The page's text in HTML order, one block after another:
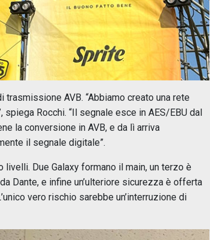
AVB. “Abbiamo creato una rete
Rocchi. “Il segnale esce in AES/EBU dal
la conversione in AVB, e da lì arriva
il segnale digitale”.
livelli. Due Galaxy formano il main, un terzo è
Dante, e infine un’ulteriore sicurezza è offerta
vero rischio sarebbe un’interruzione di